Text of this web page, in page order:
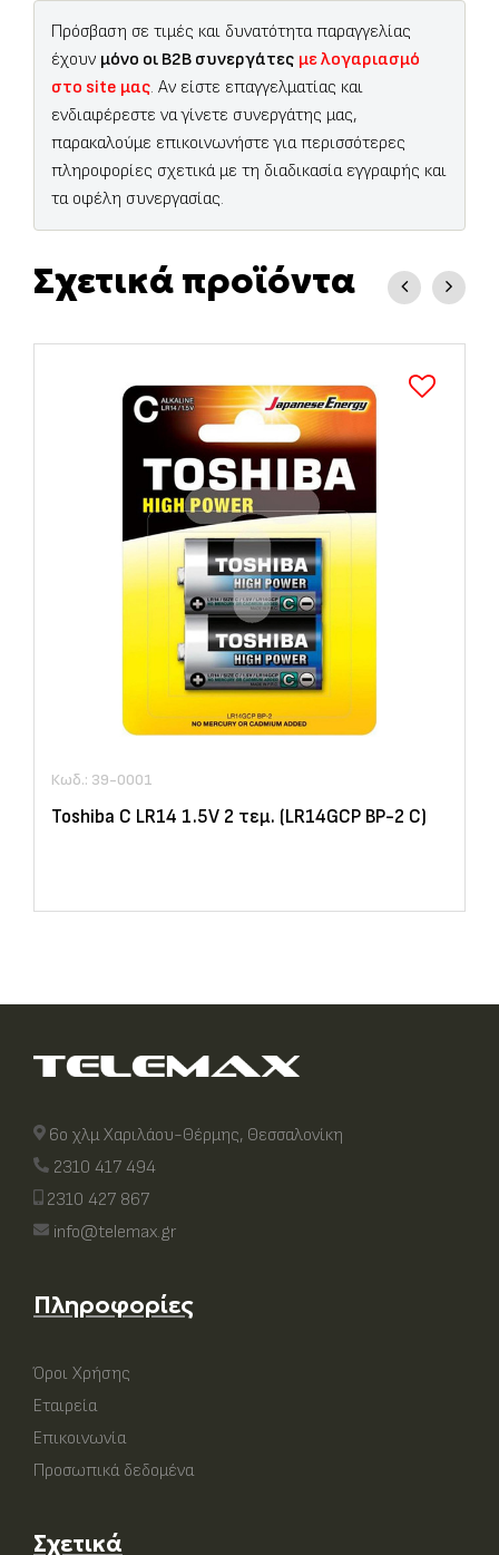
Πρόσβαση σε τιμές και δυνατότητα παραγγελίας
έχουν μόνο οι B2B συνεργάτες με λογαριασμό
στο site μας. Αν είστε επαγγελματίας και
ενδιαφέρεστε να γίνετε συνεργάτης μας,
παρακαλούμε επικοινωνήστε για περισσότερες
πληροφορίες σχετικά με τη διαδικασία εγγραφής και
τα οφέλη συνεργασίας.
Σχετικά προϊόντα
Κωδ.: 39-0001
Toshiba C LR14 1.5V 2 τεμ. (LR14GCP BP-2 C)
6ο χλμ Χαριλάου-Θέρμης, Θεσσαλονίκη
2310 417 494
2310 427 867
info@telemax.gr
Πληροφορίες
Όροι Χρήσης
Εταιρεία
Επικοινωνία
Προσωπικά δεδομένα
Σχετικά